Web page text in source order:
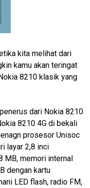
kita melihat dari
kamu akan teringat
8210 klasik yang
dari Nokia 8210
8210 4G di bekali
prosesor Unisoc
layar 2,8 inci
memori internal
dengan kartu
LED flash, radio FM,